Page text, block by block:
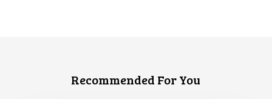
Recommended For You